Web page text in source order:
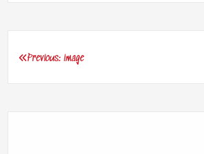
Beitragsnavigation
Previous: image